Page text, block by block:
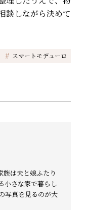
談しながら決めて
# スマートモデューロ
族は夫と娘ふたり
小さな家で暮らし
写真を見るのが大